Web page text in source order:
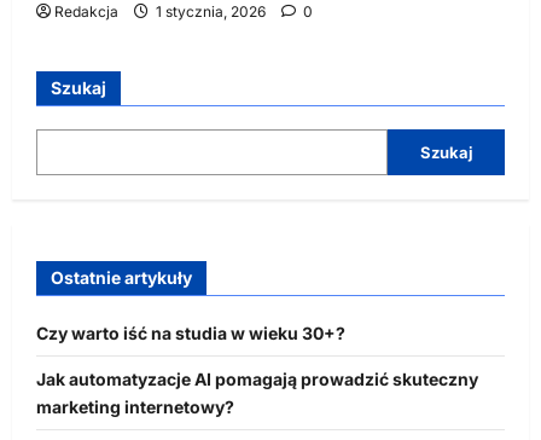
Redakcja 1 stycznia, 2026 0
Szukaj
Szukaj
Ostatnie artykuły
Czy warto iść na studia w wieku 30+?
Jak automatyzacje AI pomagają prowadzić skuteczny
marketing internetowy?